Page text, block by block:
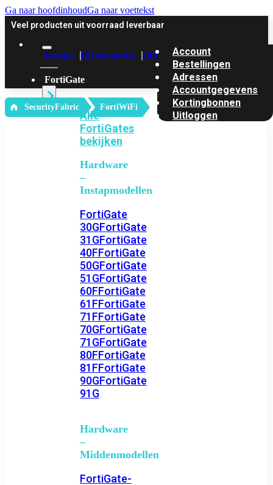
Ga naar hoofdinhoudGa naar voettekst
Veel producten uit voorraad leverbaar
Account Klantenservice Offerte
FortiGate
Alle
FortiGates
bekijken
Hardware
–
Instapmodellen
FortiGate
30GFortiGate
31GFortiGate
40FFortiGate
50GFortiGate
51GFortiGate
60FFortiGate
61FFortiGate
71FFortiGate
70GFortiGate
71GFortiGate
80FFortiGate
81FFortiGate
90GFortiGate
91G
Hardware
–
Middenmodellen
FortiGate-
Account
Bestellingen
Adressen
Accountgegevens
Kortingbonnen
Uitloggen
‎ SecurityFabric FortiWiFi